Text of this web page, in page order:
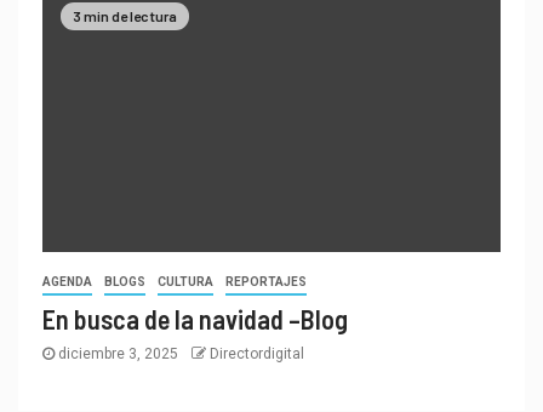
3 min de lectura
AGENDA BLOGS CULTURA REPORTAJES
En busca de la navidad –Blog
diciembre 3, 2025 Directordigital